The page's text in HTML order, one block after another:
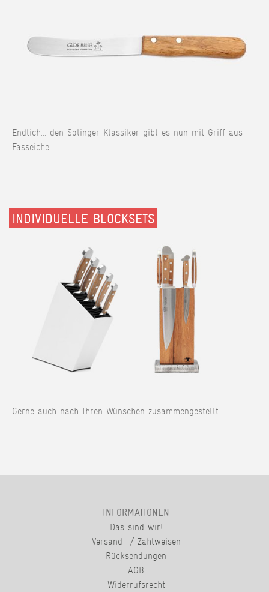
Endlich... den Solinger Klassiker gibt es nun mit Griff aus
Fasseiche.
INDIVIDUELLE BLOCKSETS
Gerne auch nach Ihren Wünschen zusammengestellt.
INFORMATIONEN
Das sind wir!
Versand- / Zahlweisen
Rücksendungen
AGB
Widerrufsrecht